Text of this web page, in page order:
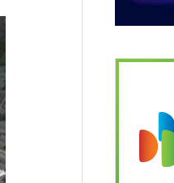
동 日 항의에 "수용할 수 없다" 반박